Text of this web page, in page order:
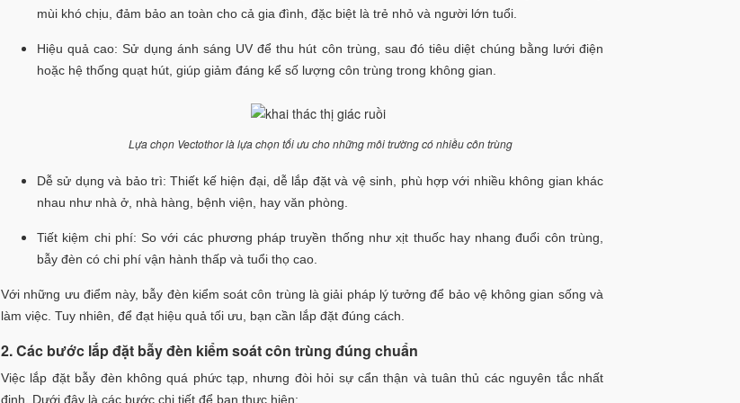
mùi khó chịu, đảm bảo an toàn cho cả gia đình, đặc biệt là trẻ nhỏ và người lớn tuổi.
Hiệu quả cao: Sử dụng ánh sáng UV để thu hút côn trùng, sau đó tiêu diệt chúng bằng lưới điện
hoặc hệ thống quạt hút, giúp giảm đáng kể số lượng côn trùng trong không gian.
Lựa chọn Vectothor là lựa chọn tối ưu cho những môi trường có nhiều côn trùng
Dễ sử dụng và bảo trì: Thiết kế hiện đại, dễ lắp đặt và vệ sinh, phù hợp với nhiều không gian khác
nhau như nhà ở, nhà hàng, bệnh viện, hay văn phòng.
Tiết kiệm chi phí: So với các phương pháp truyền thống như xịt thuốc hay nhang đuổi côn trùng,
bẫy đèn có chi phí vận hành thấp và tuổi thọ cao.
Với những ưu điểm này, bẫy đèn kiểm soát côn trùng là giải pháp lý tưởng để bảo vệ không gian sống và
làm việc. Tuy nhiên, để đạt hiệu quả tối ưu, bạn cần lắp đặt đúng cách.
2. Các bước lắp đặt bẫy đèn kiểm soát côn trùng đúng chuẩn
Việc lắp đặt bẫy đèn không quá phức tạp, nhưng đòi hỏi sự cẩn thận và tuân thủ các nguyên tắc nhất
định. Dưới đây là các bước chi tiết để bạn thực hiện: